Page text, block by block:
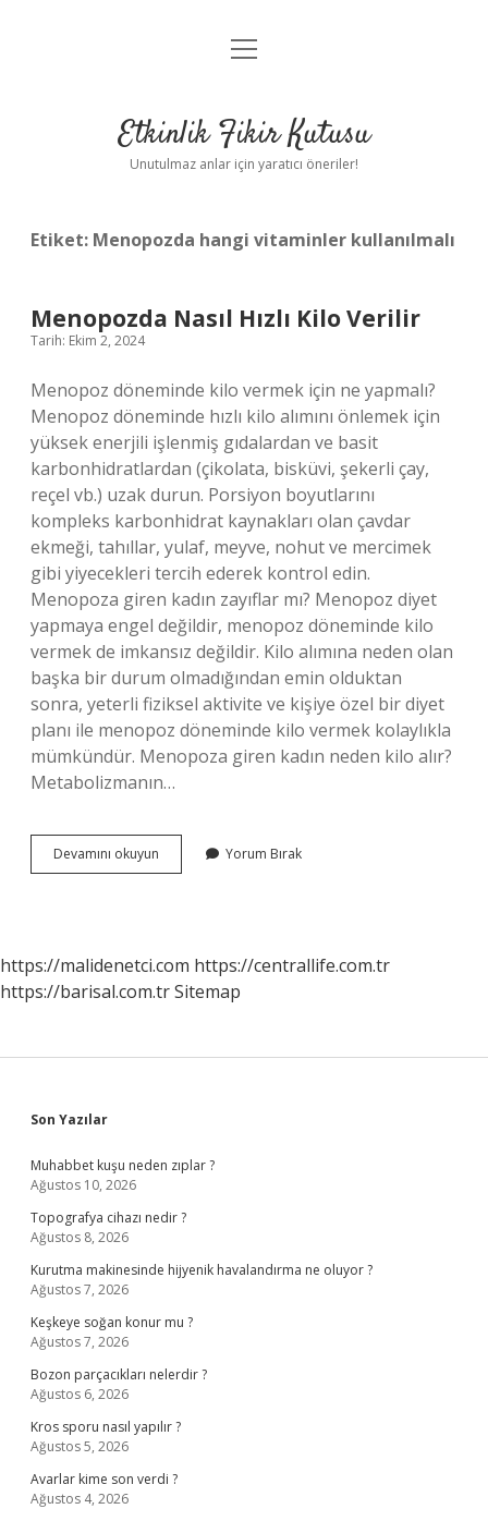
Anasayfa
Yasal Uyarı
menüyü
Etkinlik Fikir Kutusu
Unutulmaz anlar için yaratıcı öneriler!
Etiket: Menopozda hangi vitaminler kullanılmalı
Menopozda Nasıl Hızlı Kilo Verilir
Tarih: Ekim 2, 2024
Menopoz döneminde kilo vermek için ne yapmalı?
Menopoz döneminde hızlı kilo alımını önlemek için
yüksek enerjili işlenmiş gıdalardan ve basit
karbonhidratlardan (çikolata, bisküvi, şekerli çay,
reçel vb.) uzak durun. Porsiyon boyutlarını
kompleks karbonhidrat kaynakları olan çavdar
ekmeği, tahıllar, yulaf, meyve, nohut ve mercimek
gibi yiyecekleri tercih ederek kontrol edin.
Menopoza giren kadın zayıflar mı? Menopoz diyet
yapmaya engel değildir, menopoz döneminde kilo
vermek de imkansız değildir. Kilo alımına neden olan
başka bir durum olmadığından emin olduktan
sonra, yeterli fiziksel aktivite ve kişiye özel bir diyet
planı ile menopoz döneminde kilo vermek kolaylıkla
mümkündür. Menopoza giren kadın neden kilo alır?
Metabolizmanın…
Devamını okuyun Menopozda
Nasıl
Yorum Bırak
https://malidenetci.com https://centrallife.com.tr
https://barisal.com.trSitemap
Sidebar
Son Yazılar
Muhabbet kuşu neden zıplar ?
Ağustos 10, 2026
Topografya cihazı nedir ?
Ağustos 8, 2026
Kurutma makinesinde hijyenik havalandırma ne oluyor ?
Ağustos 7, 2026
Keşkeye soğan konur mu ?
Ağustos 7, 2026
Bozon parçacıkları nelerdir ?
Ağustos 6, 2026
Kros sporu nasıl yapılır ?
Ağustos 5, 2026
Avarlar kime son verdi ?
Ağustos 4, 2026